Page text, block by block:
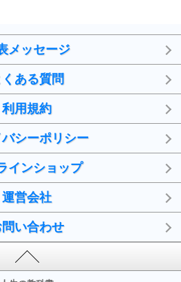
メッセージ
くある質問
利用規約
シーポリシー
インショップ
運営会社
問い合わせ